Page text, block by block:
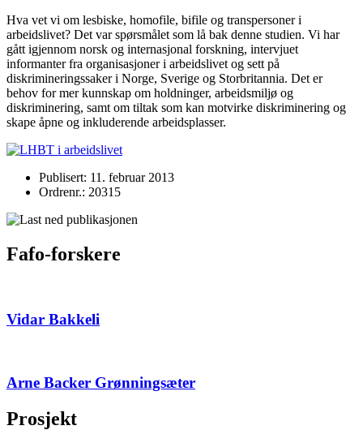
Hva vet vi om lesbiske, homofile, bifile og transpersoner i
arbeidslivet? Det var spørsmålet som lå bak denne studien. Vi har
gått igjennom norsk og internasjonal forskning, intervjuet
informanter fra organisasjoner i arbeidslivet og sett på
diskrimineringssaker i Norge, Sverige og Storbritannia. Det er
behov for mer kunnskap om holdninger, arbeidsmiljø og
diskriminering, samt om tiltak som kan motvirke diskriminering og
skape åpne og inkluderende arbeidsplasser.
Publisert: 11. februar 2013
Ordrenr.: 20315
Fafo-forskere
Vidar Bakkeli
Arne Backer Grønningsæter
Prosjekt